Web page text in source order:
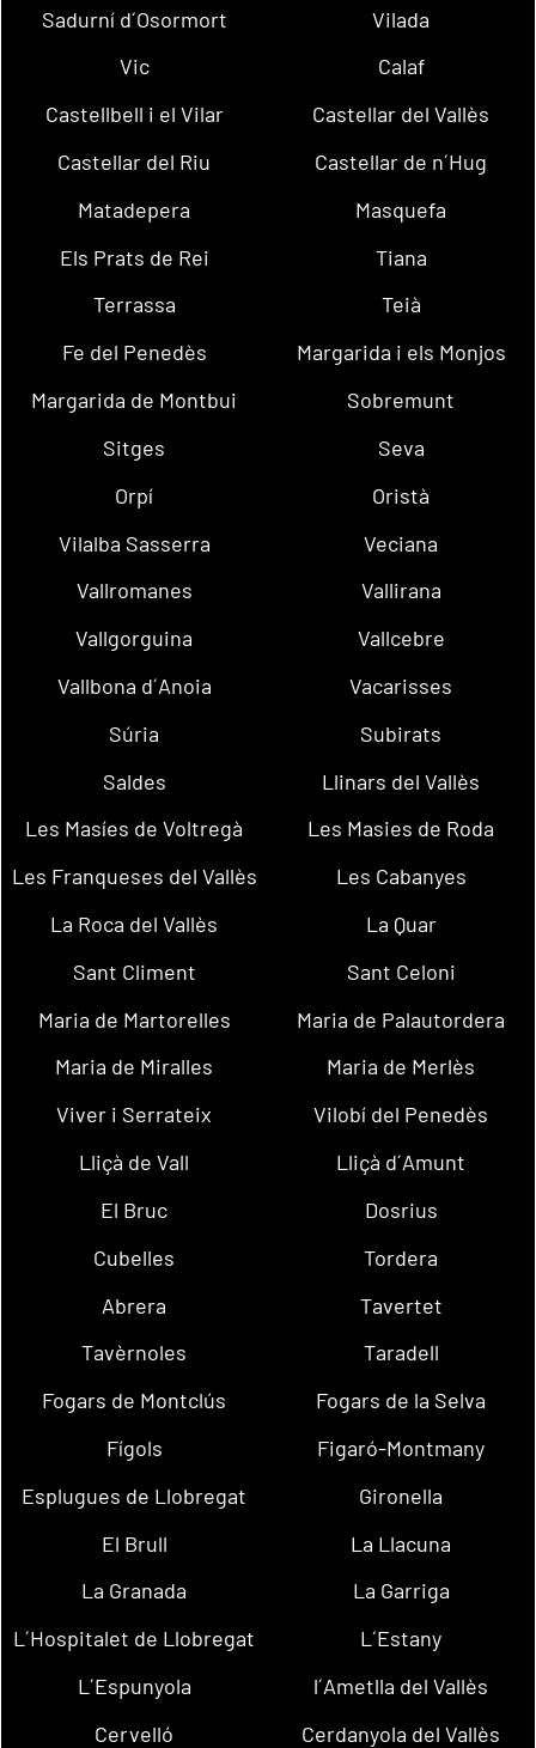
Sadurní d´Osormort
Vilada
Vic
Calaf
Castellbell i el Vilar
Castellar del Vallès
Castellar del Riu
Castellar de n´Hug
Matadepera
Masquefa
Els Prats de Rei
Tiana
Terrassa
Teià
Fe del Penedès
Margarida i els Monjos
Margarida de Montbui
Sobremunt
Sitges
Seva
Orpí
Oristà
Vilalba Sasserra
Veciana
Vallromanes
Vallirana
Vallgorguina
Vallcebre
Vallbona d´Anoia
Vacarisses
Súria
Subirats
Saldes
Llinars del Vallès
Les Masíes de Voltregà
Les Masies de Roda
Les Franqueses del Vallès
Les Cabanyes
La Roca del Vallès
La Quar
Sant Climent
Sant Celoni
Maria de Martorelles
Maria de Palautordera
Maria de Miralles
Maria de Merlès
Viver i Serrateix
Vilobí del Penedès
Lliçà de Vall
Lliçà d´Amunt
El Bruc
Dosrius
Cubelles
Tordera
Abrera
Tavertet
Tavèrnoles
Taradell
Fogars de Montclús
Fogars de la Selva
Fígols
Figaró-Montmany
Esplugues de Llobregat
Gironella
El Brull
La Llacuna
La Granada
La Garriga
L´Hospitalet de Llobregat
L´Estany
L´Espunyola
l´Ametlla del Vallès
Cervelló
Cerdanyola del Vallès